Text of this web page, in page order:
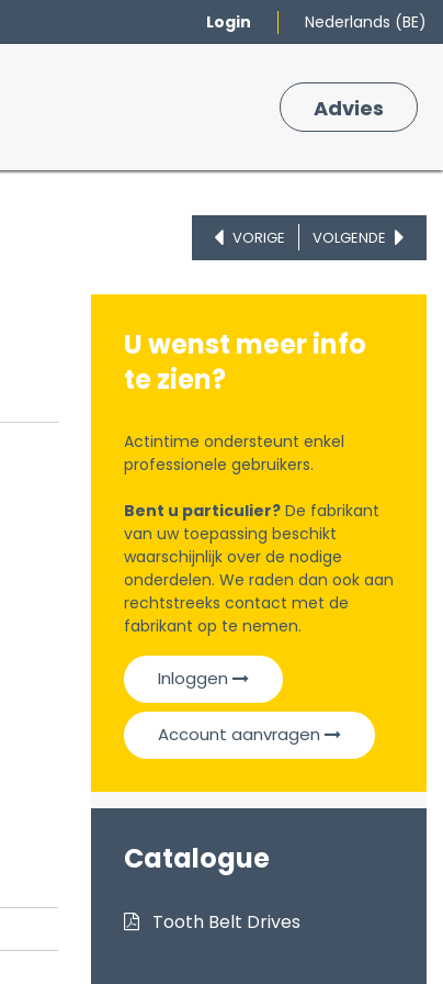
Login Nederlands (BE)
Adv​ies
VORIGE VOLGENDE
U wenst meer info
te zien?
Actintime ondersteunt enkel
professionele gebruikers.
Bent u particulier? De fabrikant
van uw toepassing beschikt
waarschijnlijk over de nodige
onderdelen. We raden dan ook aan
rechtstreeks contact met de
fabrikant op te nemen.
Inloggen
Account aanvragen
Catalogue
Tooth Belt Drives